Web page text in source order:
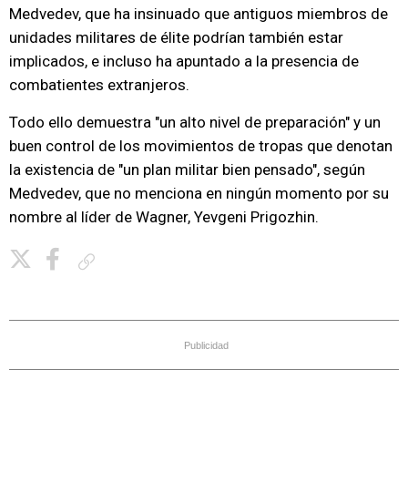
Medvedev, que ha insinuado que antiguos miembros de
unidades militares de élite podrían también estar
implicados, e incluso ha apuntado a la presencia de
combatientes extranjeros.
Todo ello demuestra "un alto nivel de preparación" y un
buen control de los movimientos de tropas que denotan
la existencia de "un plan militar bien pensado", según
Medvedev, que no menciona en ningún momento por su
nombre al líder de Wagner, Yevgeni Prigozhin.
Publicidad